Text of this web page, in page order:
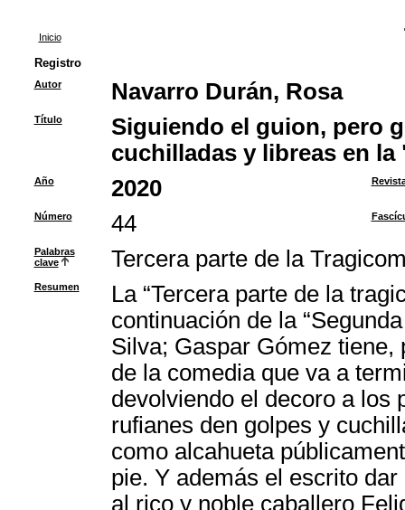
Inicio
Registro
Autor Navarro Durán, Rosa
Título
Siguiendo el guion, pero
cuchilladas y libreas en la
Año 2020
Número 44
Palabras
clave
Tercera parte de la
Resumen
La “Tercera parte de la
continuación de la
Silva; Gaspar Gómez tiene,
de la comedia que va a
devolviendo el decoro a los
rufianes den golpes y
como alcahueta
pie. Y además el escrito
al rico y noble caballero